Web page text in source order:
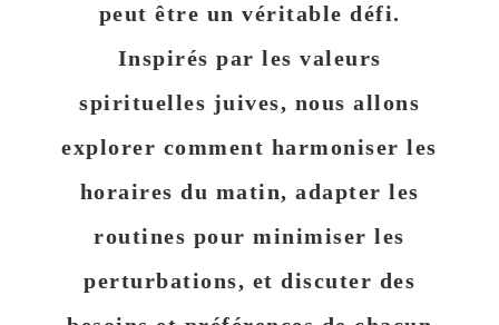
peut être un véritable défi.
Inspirés par les valeurs
spirituelles juives, nous allons
explorer comment harmoniser les
horaires du matin, adapter les
routines pour minimiser les
perturbations, et discuter des